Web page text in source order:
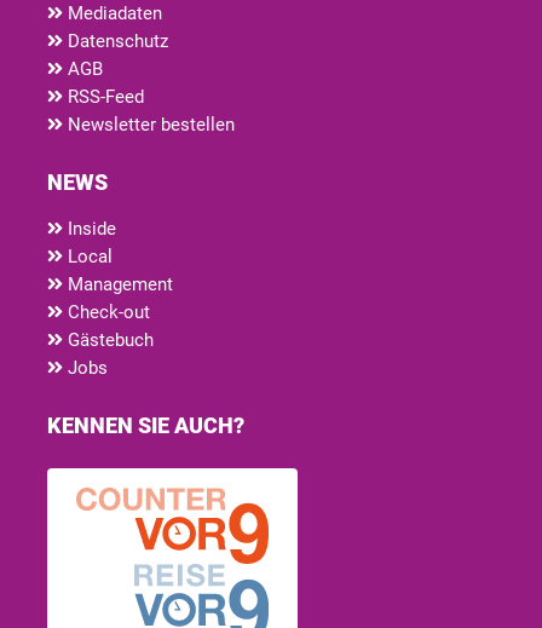
Mediadaten
Datenschutz
AGB
RSS-Feed
Newsletter bestellen
NEWS
Inside
Local
Management
Check-out
Gästebuch
Jobs
KENNEN SIE AUCH?